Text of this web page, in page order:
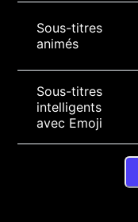
Sous-titres
animés
Sous-titres
intelligents
avec Emoji